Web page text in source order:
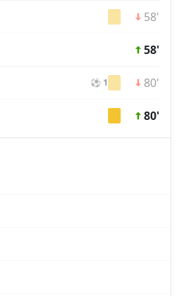
58'
58'
⚽ 1 80'
80'